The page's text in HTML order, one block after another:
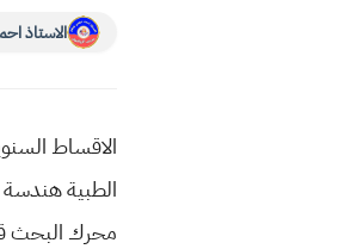
الاستاذ
الطبية هندسة
محرك البحث